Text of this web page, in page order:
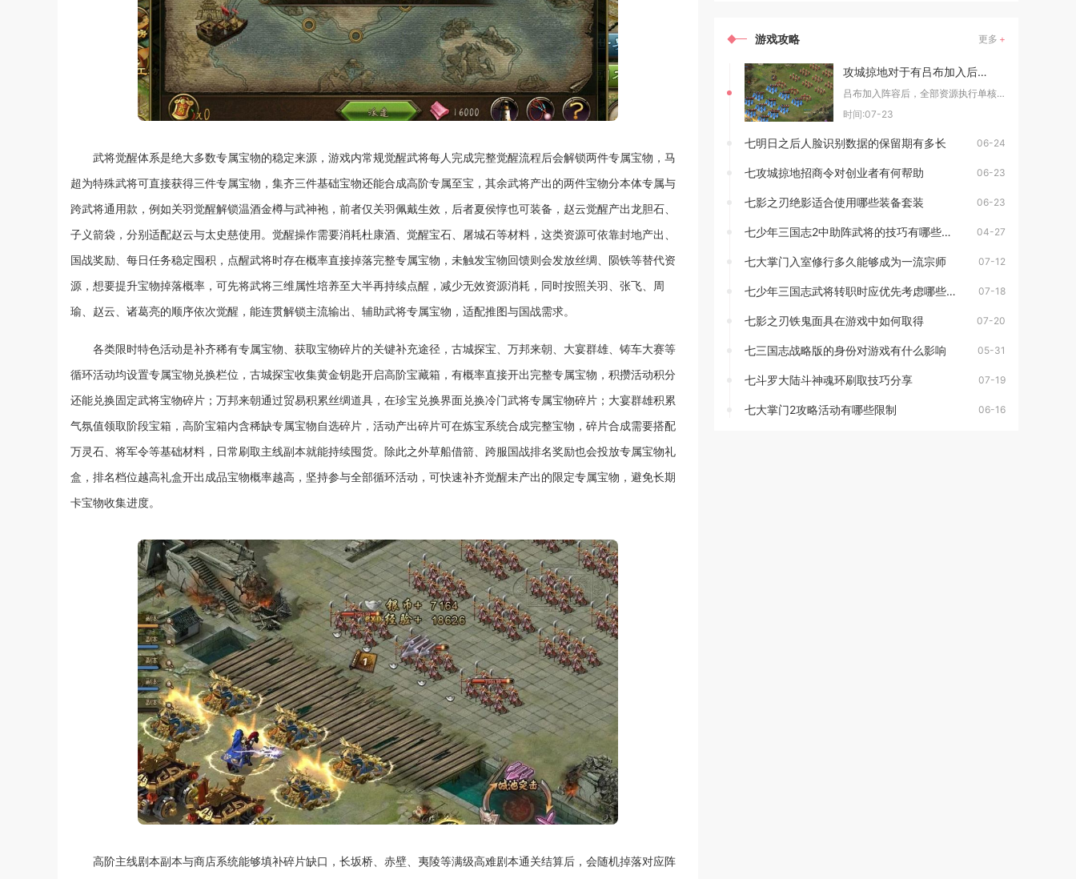
武将觉醒体系是绝大多数专属宝物的稳定来源，游戏内常规觉醒武将每人完成完整觉醒流程后会解锁两件专属宝物，马
超为特殊武将可直接获得三件专属宝物，集齐三件基础宝物还能合成高阶专属至宝，其余武将产出的两件宝物分本体专属与
跨武将通用款，例如关羽觉醒解锁温酒金樽与武神袍，前者仅关羽佩戴生效，后者夏侯惇也可装备，赵云觉醒产出龙胆石、
子义箭袋，分别适配赵云与太史慈使用。觉醒操作需要消耗杜康酒、觉醒宝石、屠城石等材料，这类资源可依靠封地产出、
国战奖励、每日任务稳定囤积，点醒武将时存在概率直接掉落完整专属宝物，未触发宝物回馈则会发放丝绸、陨铁等替代资
源，想要提升宝物掉落概率，可先将武将三维属性培养至大半再持续点醒，减少无效资源消耗，同时按照关羽、张飞、周
瑜、赵云、诸葛亮的顺序依次觉醒，能连贯解锁主流输出、辅助武将专属宝物，适配推图与国战需求。
各类限时特色活动是补齐稀有专属宝物、获取宝物碎片的关键补充途径，古城探宝、万邦来朝、大宴群雄、铸车大赛等
循环活动均设置专属宝物兑换栏位，古城探宝收集黄金钥匙开启高阶宝藏箱，有概率直接开出完整专属宝物，积攒活动积分
还能兑换固定武将宝物碎片；万邦来朝通过贸易积累丝绸道具，在珍宝兑换界面兑换冷门武将专属宝物碎片；大宴群雄积累
气氛值领取阶段宝箱，高阶宝箱内含稀缺专属宝物自选碎片，活动产出碎片可在炼宝系统合成完整宝物，碎片合成需要搭配
万灵石、将军令等基础材料，日常刷取主线副本就能持续囤货。除此之外草船借箭、跨服国战排名奖励也会投放专属宝物礼
盒，排名档位越高礼盒开出成品宝物概率越高，坚持参与全部循环活动，可快速补齐觉醒未产出的限定专属宝物，避免长期
卡宝物收集进度。
高阶主线剧本副本与商店系统能够填补碎片缺口，长坂桥、赤壁、夷陵等满级高难剧本通关结算后，会随机掉落对应阵
游戏攻略 更多
攻城掠地对于有吕布加入后该如何合理分配资源
吕布加入阵容后，全部资源执行单核心倾斜分配策略，镔铁、觉醒材料、高阶装备、战车零件优先供给
时间:07-23
七明日之后人脸识别数据的保留期有多长 06-24
七攻城掠地招商令对创业者有何帮助 06-23
七影之刃绝影适合使用哪些装备套装 06-23
七少年三国志2中助阵武将的技巧有哪些可以分享的 04-27
七大掌门入室修行多久能够成为一流宗师 07-12
七少年三国志武将转职时应优先考虑哪些职业 07-18
七影之刃铁鬼面具在游戏中如何取得 07-20
七三国志战略版的身份对游戏有什么影响 05-31
七斗罗大陆斗神魂环刷取技巧分享 07-19
七大掌门2攻略活动有哪些限制 06-16